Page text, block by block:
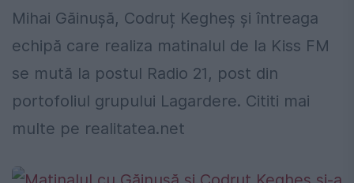
Mihai Găinușă, Codruț Kegheș și întreaga
echipă care realiza matinalul de la Kiss FM
se mută la postul Radio 21, post din
portofoliul grupului Lagardere. Cititi mai
multe pe realitatea.net